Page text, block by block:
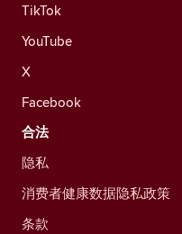
TikTok
YouTube
X
Facebook
合法
隐私
消费者健康数据隐私政策
条款